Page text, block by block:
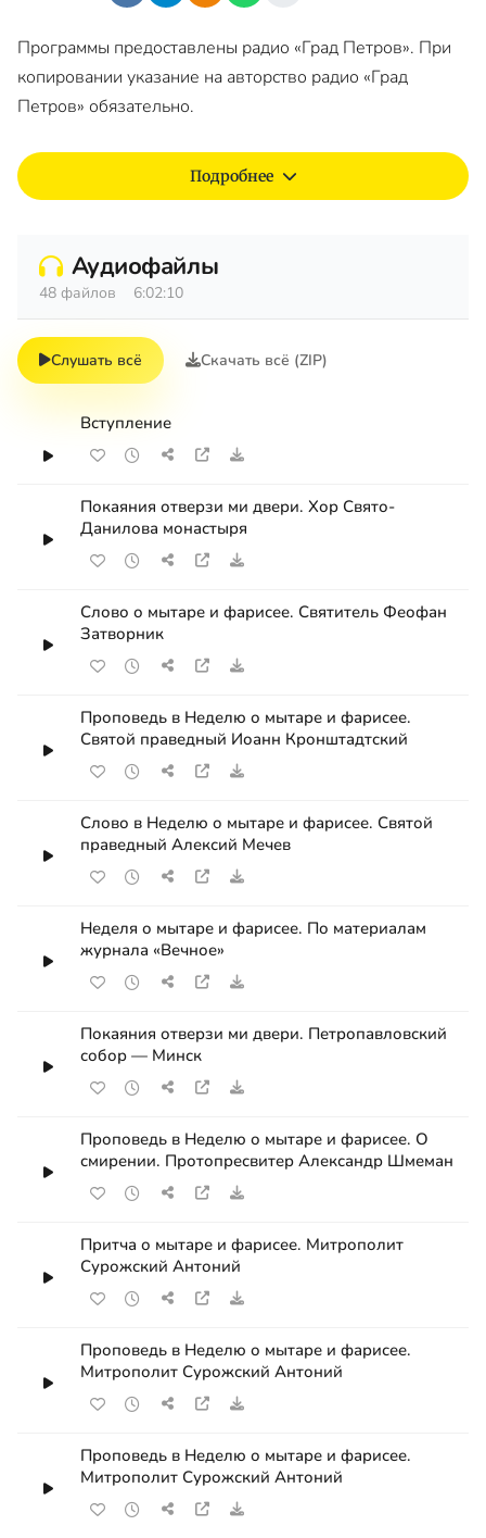
Программы предоставлены радио «Град Петров». При
копировании указание на авторство радио «Град
Петров» обязательно.
Подробнее
Аудиофайлы
48 файлов 6:02:10
Слушать всё Скачать всё (ZIP)
Вступление
Покаяния отверзи ми двери. Хор Свято-
Данилова монастыря
Слово о мытаре и фарисее. Святитель Феофан
Затворник
Проповедь в Неделю о мытаре и фарисее.
Святой праведный Иоанн Кронштадтский
Слово в Неделю о мытаре и фарисее. Святой
праведный Алексий Мечев
Неделя о мытаре и фарисее. По материалам
журнала «Вечное»
Покаяния отверзи ми двери. Петропавловский
собор — Минск
Проповедь в Неделю о мытаре и фарисее. О
смирении. Протопресвитер Александр Шмеман
Притча о мытаре и фарисее. Митрополит
Сурожский Антоний
Проповедь в Неделю о мытаре и фарисее.
Митрополит Сурожский Антоний
Проповедь в Неделю о мытаре и фарисее.
Митрополит Сурожский Антоний